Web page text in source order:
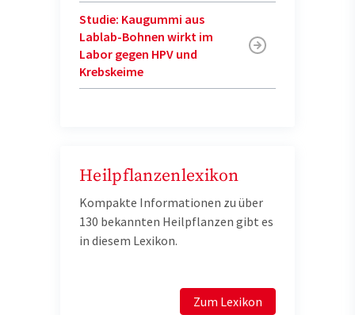
Studie: Kaugummi aus
Lablab-Bohnen wirkt im
Labor gegen HPV und
Krebskeime
Heilpflanzenlexikon
Kompakte Informationen zu über
130 bekannten Heilpflanzen gibt es
in diesem Lexikon.
Zum Lexikon